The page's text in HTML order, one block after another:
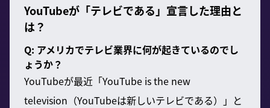
YouTubeが「テレビである」宣言した理由と
は？
Q: アメリカでテレビ業界に何が起きているのでし
ょうか？
YouTubeが最近「YouTube is the new
television（YouTubeは新しいテレビである）」と